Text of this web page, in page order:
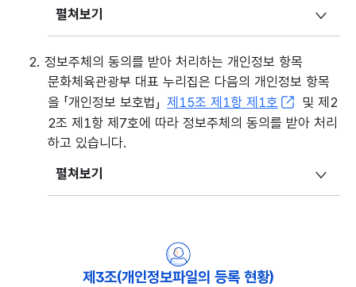
펼쳐보기
2. 정보주체의 동의를 받아 처리하는 개인정보 항목
문화체육관광부 대표 누리집은 다음의 개인정보 항목
을 「개인정보 보호법」 제15조 제1항 제1호
및 제2
2조 제1항 제7호에 따라 정보주체의 동의를 받아 처리
하고 있습니다.
펼쳐보기
제3조(개인정보파일의 등록 현황)